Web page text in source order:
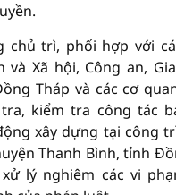
chủ trì, phối hợp với
và Xã hội, Công an,
Tháp và các cơ
kiểm tra công tác
xây dựng tại công
Thanh Bình, tỉnh
lý nghiêm các vi